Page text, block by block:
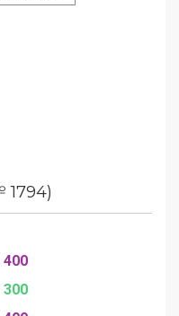
400
300